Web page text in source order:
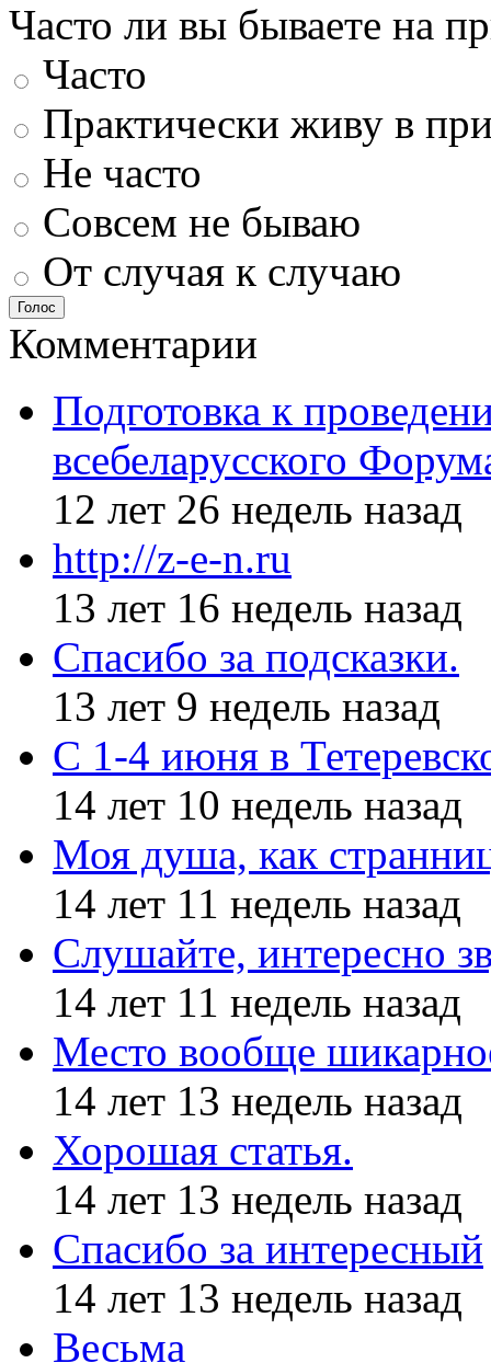
Часто ли вы бываете на
Часто
Практически живу в
Не часто
Совсем не бываю
От случая к случаю
Голос
Комментарии
Подготовка к
всебеларусского
12 лет 26 недель назад
http://z-e-n.ru
13 лет 16 недель назад
Спасибо за подсказки.
13 лет 9 недель назад
С 1-4 июня в
14 лет 10 недель назад
Моя душа, как
14 лет 11 недель назад
Слушайте, интересно
14 лет 11 недель назад
Место вообще
14 лет 13 недель назад
Хорошая статья.
14 лет 13 недель назад
Спасибо за интересный
14 лет 13 недель назад
Весьма